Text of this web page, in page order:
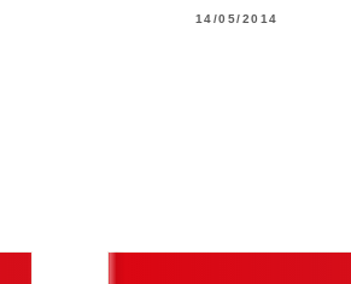
14/05/2014